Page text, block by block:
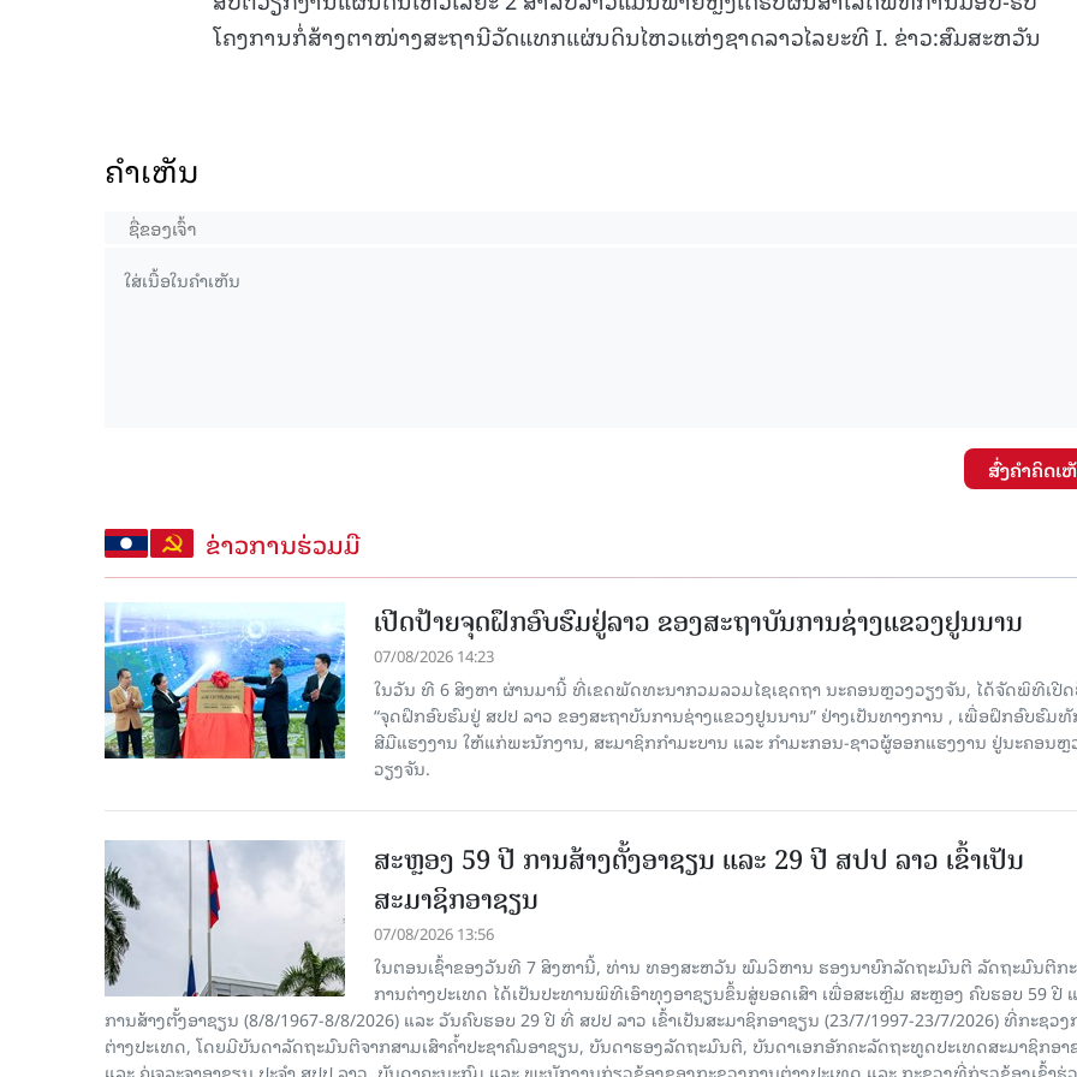
ໂຄງການກໍ່ສ້າງຕາໜ່າງສະຖານີວັດແທກແຜ່ນດິນໄຫວແຫ່ງຊາດລາວໄລຍະທີ I. ຂ່າວ:ສົມສະຫວັນ
ຄໍາເຫັນ
ສົ່ງຄໍາຄິດເ
ຂ່າວການຮ່ວມມື
ເປີດປ້າຍຈຸດຝຶກອົບຮົມຢູ່ລາວ ຂອງສະຖາບັນການຊ່າງແຂວງຢູນນານ
07/08/2026 14:23
ໃນວັນ ທີ 6 ສິງຫາ ຜ່ານມານີ້ ທີ່ເຂດພັດທະນາກວມລວມໄຊເຊດຖາ ນະຄອນຫຼວງວຽງຈັນ, ໄດ້ຈັດພິທີເປີ
“ຈຸດຝຶກອົບຮົມຢູ່ ສປປ ລາວ ຂອງສະຖາບັນການຊ່າງແຂວງຢູນນານ” ຢ່າງເປັນທາງການ , ເພື່ອຝຶກອົບຮົມ
ສີມືແຮງງານ ໃຫ້ແກ່ພະນັກງານ, ສະມາຊິກກຳມະບານ ແລະ ກຳມະກອນ-ຊາວຜູ້ອອກແຮງງານ ຢູ່ນະຄອນຫຼ
ວຽງຈັນ.
ສະຫຼອງ 59 ປີ ການສ້າງຕັ້ງອາຊຽນ ແລະ 29 ປີ ສປປ ລາວ ເຂົ້າເປັນ
ສະມາຊິກອາຊຽນ
07/08/2026 13:56
ໃນຕອນເຊົ້າຂອງວັນທີ 7 ສິງຫານີ້, ທ່ານ ທອງສະຫວັນ ພົມວິຫານ ຮອງນາຍົກລັດຖະມົນຕີ ລັດຖະມົນຕີກ
ການຕ່າງປະເທດ ໄດ້ເປັນປະທານພິທີເອົາທຸງອາຊຽນຂຶ້ນສູ່ຍອດເສົາ ເພື່ອສະເຫຼີມ ສະຫຼອງ ຄົບຮອບ 59 ປີ
ການສ້າງຕັ້ງອາຊຽນ (8/8/1967-8/8/2026) ແລະ ວັນຄົບຮອບ 29 ປີ ທີ່ ສປປ ລາວ ເຂົ້າເປັນສະມາຊິກອາຊຽນ (23/7/1997-23/7/2026) ທີ່ກະຊວງ
ຕ່າງປະເທດ, ໂດຍມີບັນດາລັດຖະມົນຕີຈາກສາມເສົາຄໍ້າປະຊາຄົມອາຊຽນ, ບັນດາຮອງລັດຖະມົນຕີ, ບັນດາເອກອັກຄະລັດຖະທູດປະເທດສະມາຊິກອາ